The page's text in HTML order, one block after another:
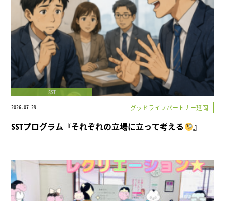
SST
2026.07.29
グッドライフパートナー延岡
SSTプログラム『それぞれの立場に立って考える 』